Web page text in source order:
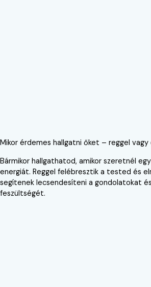
Mikor érdemes hallgatni őket – reggel
Bármikor hallgathatod, amikor szeretnél
energiát. Reggel felébresztik a tested és
segítenek lecsendesíteni a gondolatokat
feszültségét.